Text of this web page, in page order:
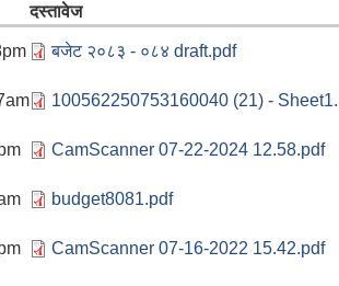
दस्तावेज
बजेट २०८३ - ०८४ draft.pdf
100562250753160040 (21) -
CamScanner 07-22-2024 12.58.pdf
budget8081.pdf
CamScanner 07-16-2022 15.42.pdf